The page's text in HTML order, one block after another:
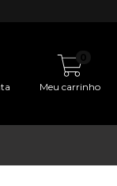
Meu carrinho